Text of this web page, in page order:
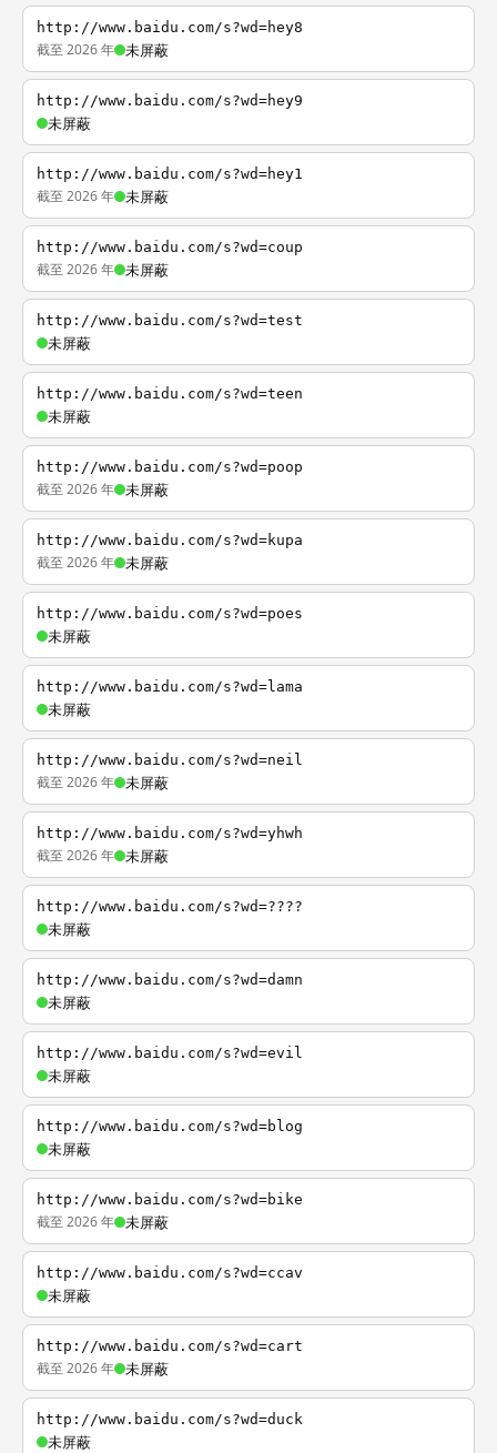
http://www.baidu.com/s?wd=hey8
截至 2026 年 未屏蔽
http://www.baidu.com/s?wd=hey9
未屏蔽
http://www.baidu.com/s?wd=hey1
截至 2026 年 未屏蔽
http://www.baidu.com/s?wd=coup
截至 2026 年 未屏蔽
http://www.baidu.com/s?wd=test
未屏蔽
http://www.baidu.com/s?wd=teen
未屏蔽
http://www.baidu.com/s?wd=poop
截至 2026 年 未屏蔽
http://www.baidu.com/s?wd=kupa
截至 2026 年 未屏蔽
http://www.baidu.com/s?wd=poes
未屏蔽
http://www.baidu.com/s?wd=lama
未屏蔽
http://www.baidu.com/s?wd=neil
截至 2026 年 未屏蔽
http://www.baidu.com/s?wd=yhwh
截至 2026 年 未屏蔽
http://www.baidu.com/s?wd=????
未屏蔽
http://www.baidu.com/s?wd=damn
未屏蔽
http://www.baidu.com/s?wd=evil
未屏蔽
http://www.baidu.com/s?wd=blog
未屏蔽
http://www.baidu.com/s?wd=bike
截至 2026 年 未屏蔽
http://www.baidu.com/s?wd=ccav
未屏蔽
http://www.baidu.com/s?wd=cart
截至 2026 年 未屏蔽
http://www.baidu.com/s?wd=duck
未屏蔽